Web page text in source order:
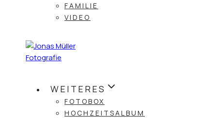
FAMILIE
VIDEO
WEITERES
FOTOBOX
HOCHZEITSALBUM